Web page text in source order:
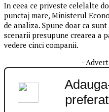
In ceea ce priveste celelalte
punctaj mare, Ministerul
de analiza. Spune doar ca
scenarii presupune crearea a
vedere cinci companii.
-